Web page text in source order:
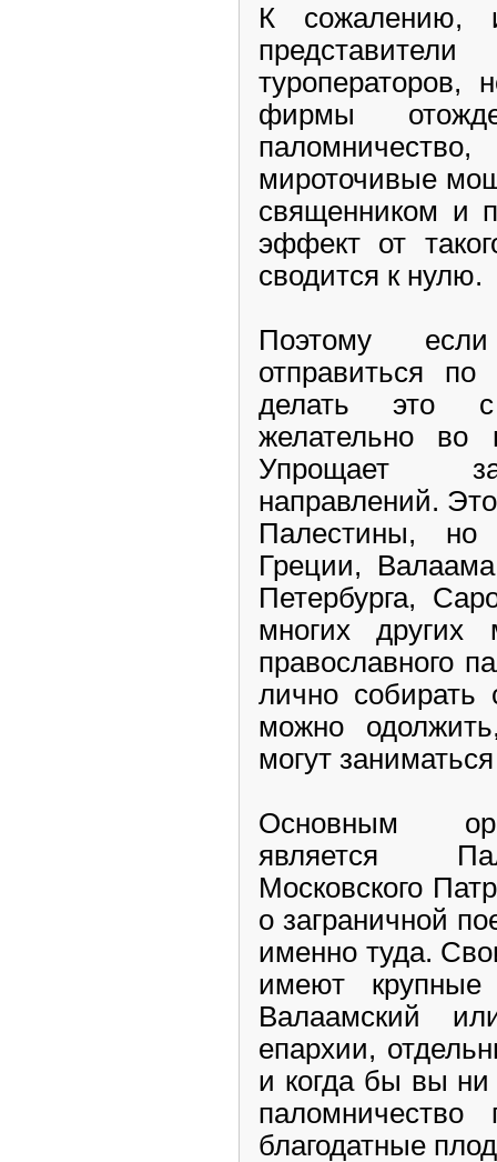
К сожалению,
туроператоров,
фирмы
мироточивые
священником и
эффект от
сводится к нулю.
Поэтому
отправиться
делать это
желательно во
Упрощает
направлений.
Палестины,
Греции,
Петербурга,
многих других
православного
лично собирать
можно
могут
Основным
является
Московского
о заграничной
именно туда.
имеют крупные
Валаамский
епархии,
и когда бы вы ни
благодатные